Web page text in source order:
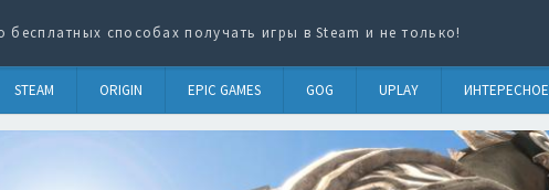
бесплатных способах получать игры в Steam и не только!
STEAM ORIGIN EPIC GAMES GOG UPLAY ИНТЕРЕСНОЕ